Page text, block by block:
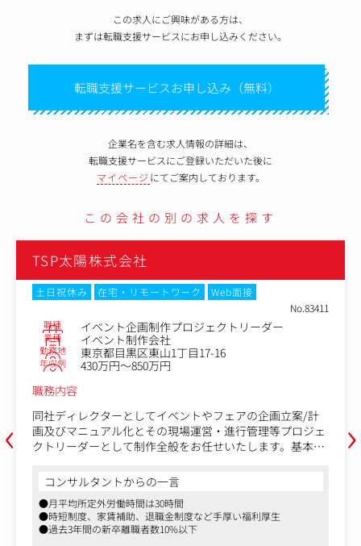
この求人にご興味がある方は、
まずは転職支援サービスにお申し込みください。
転職支援サービスお申し込み（無料）
企業名を含む求人情報の詳細は、
転職支援サービスにご登録いただいた後に
マイページ にてご案内しております。
この会社の別の求人を探す
‹
TSP太陽株式会社
土日祝休み 在宅・リモートワーク
Web面接
No.83411
職種 イベント企画制作プロジェクトリーダー
業種 イベント制作会社
勤務地 東京都目黒区東山1丁目17-16
年収例
430万円～850万円
職務内容
同社ディレクターとしてイベントやフェアの企画立案/計
画及びマニュアル化とその現場運営・進行管理等プロジェ
クトリーダーとして制作全般をお任せいたします。基本的
【具体的には】
・主催者（またはクライアント）からの仕様書や要望に沿
った企画提案書を作成。
・クライアントニーズに即したコンテンツ・デザイン提案
コンサルタントからの一言
●月平均所定外労働時間は30時間
●時短制度、家賃補助、退職金制度など手厚い福利厚生
●過去3年間の新卒離職者数10%以下
›